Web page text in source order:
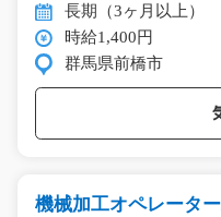
長期（3ヶ月以上）
時給1,400円
群馬県前橋市
機械加工オペレータ